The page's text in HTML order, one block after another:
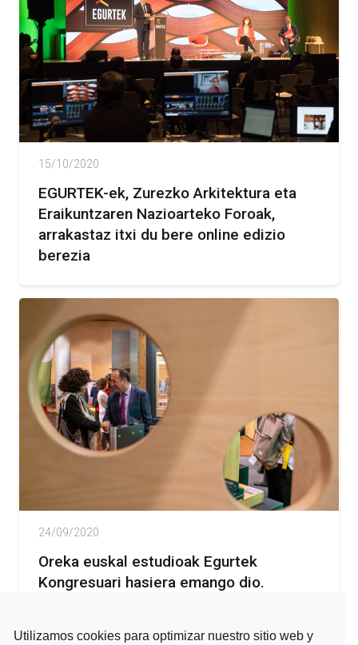
15/10/2020
EGURTEK-ek, Zurezko Arkitektura eta
Eraikuntzaren Nazioarteko Foroak,
arrakastaz itxi du bere online edizio
berezia
24/09/2020
Oreka euskal estudioak Egurtek
Kongresuari hasiera emango dio.
Utilizamos cookies para optimizar nuestro sitio web y